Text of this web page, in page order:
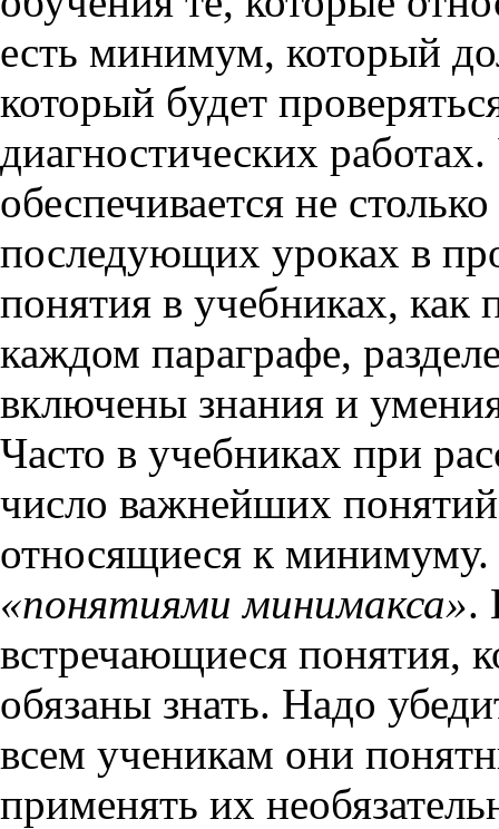
есть минимум, который
который будет
диагностических
обеспечивается не
последующих уроках в
понятия в учебниках,
каждом параграфе,
включены знания и
Часто в учебниках при
число важнейших
относящиеся к
«понятиями минимакса».
встречающиеся понятия,
обязаны знать. Надо
всем ученикам они
применять их